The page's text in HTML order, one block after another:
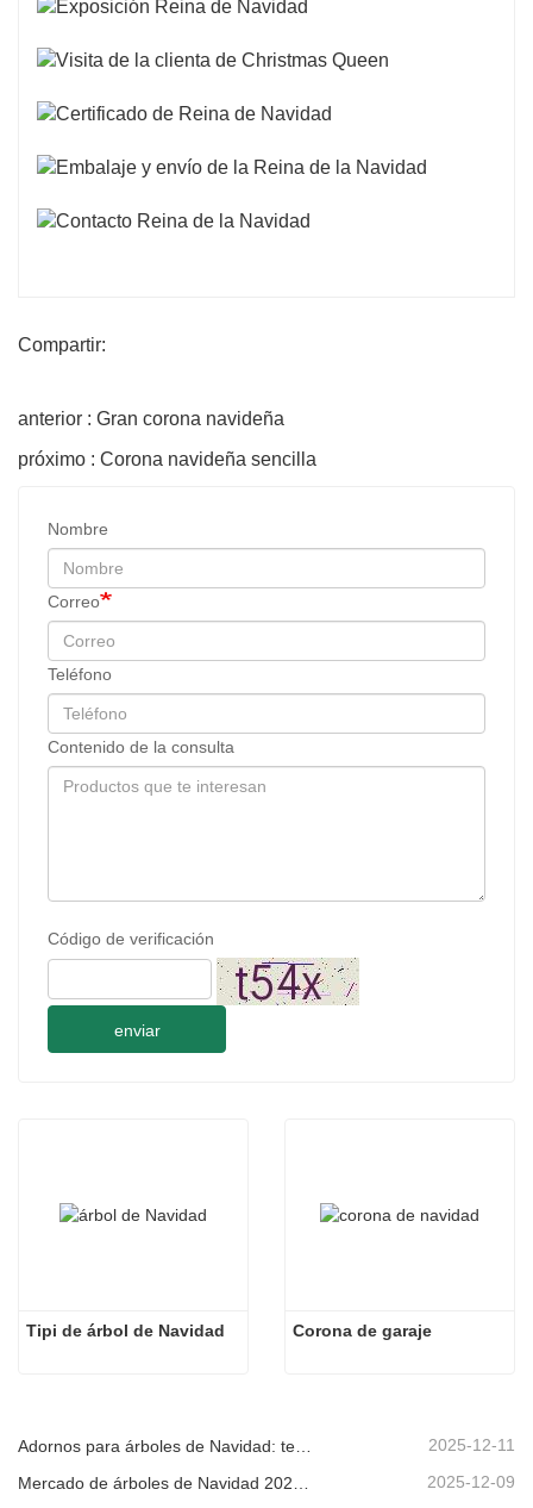
Compartir:
anterior : Gran corona navideña
próximo : Corona navideña sencilla
Nombre
Correo
Teléfono
Contenido de la consulta
Código de verificación
enviar
Tipi de árbol de Navidad Corona de garaje
2025-12-11
2025-12-09